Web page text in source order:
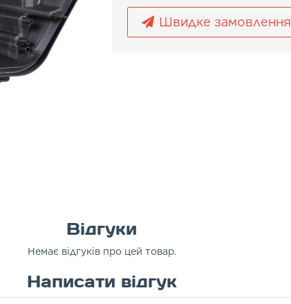
Швидке замовлення
Відгуки
Немає відгуків про цей товар.
Написати відгук